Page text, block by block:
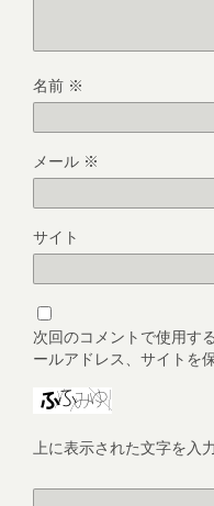
名前 ※
メール ※
サイト
次回のコメントで使用す
ールアドレス、サイトを
上に表示された文字を入